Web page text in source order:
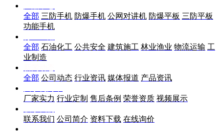
全部 三防手机 防爆手机 公网对讲机 防爆平板 三防平板
功能手机
全部 石油化工 公共安全 建筑施工 林业渔业 物流运输 工
业制造
全部 公司动态 行业资讯 媒体报道 产品资讯
厂家实力 行业定制 售后条例 荣誉资质 视频展示
联系我们 公司简介 资料下载 在线询价